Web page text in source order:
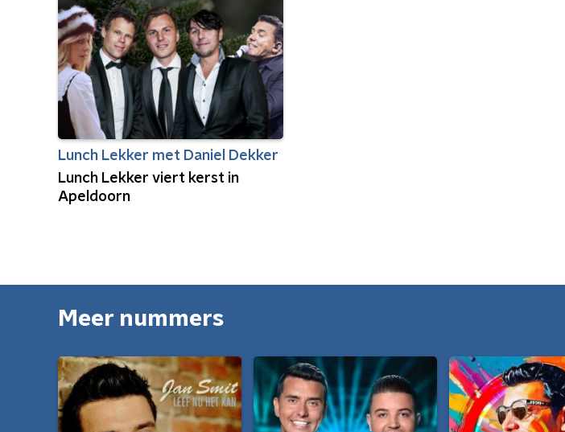
Lunch Lekker met Daniel Dekker
Lunch Lekker viert kerst in
Apeldoorn
Meer nummers